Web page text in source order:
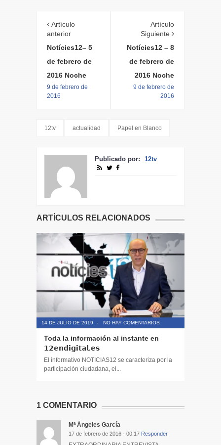
Artículo
anterior
Notícies12– 5
de febrero de
2016 Noche
9 de febrero de
2016
Artículo
Siguiente
Notícies12 – 8
de febrero de
2016 Noche
9 de febrero de
2016
12tv actualidad Papel en Blanco
Publicado por: 12tv
ARTÍCULOS RELACIONADOS
14 DE JULIO DE 2019 - NO HAY COMENTARIOS
Toda la información al instante en
𝟭𝟮𝗲𝗻𝗱𝗶𝗴𝗶𝘁𝗮𝗹.𝗲𝘀
El informativo NOTICIAS12 se caracteriza por la
participación ciudadana, el...
1 COMENTARIO
Mª Ángeles García
17 de febrero de 2016 - 00:17 Responder